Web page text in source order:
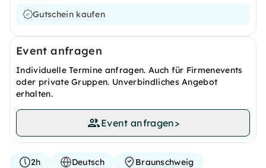
Gutschein kaufen
Event anfragen
Individuelle Termine anfragen. Auch für Firmenevents
oder private Gruppen. Unverbindliches Angebot
erhalten.
Event anfragen>
2h Deutsch Braunschweig